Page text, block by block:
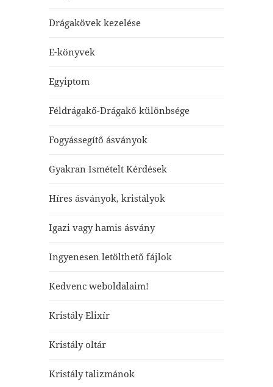
Drágakövek kezelése
E-könyvek
Egyiptom
Féldrágakő-Drágakő különbsége
Fogyássegítő ásványok
Gyakran Ismételt Kérdések
Híres ásványok, kristályok
Igazi vagy hamis ásvány
Ingyenesen letölthető fájlok
Kedvenc weboldalaim!
Kristály Elixír
Kristály oltár
Kristály talizmánok